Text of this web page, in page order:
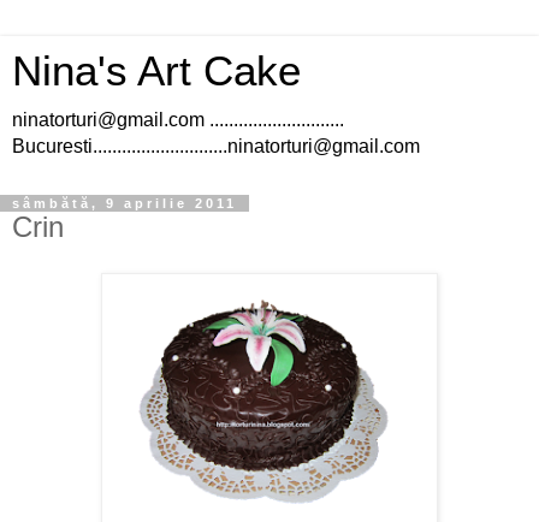
Nina's Art Cake
ninatorturi@gmail.com ............................
Bucuresti............................ninatorturi@gmail.com
sâmbătă, 9 aprilie 2011
Crin